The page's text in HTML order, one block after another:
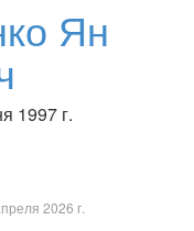
Ян
1997 г.
2026 г.